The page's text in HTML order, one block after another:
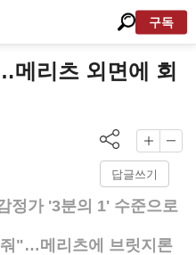
구독
메리츠 외면에 회
답글쓰기
정가 '3분의 1' 수준으로
"…메리츠에 브릿지론